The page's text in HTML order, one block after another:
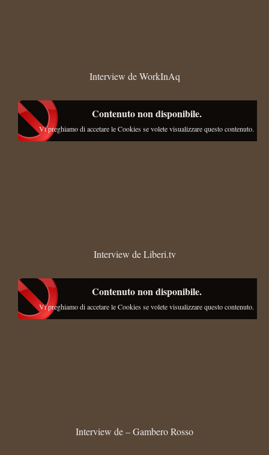
Interview de WorkInAq
Contenuto non disponibile.
Vi preghiamo di accetare le Cookies se volete visualizzare questo contenuto.
Interview de Liberi.tv
Contenuto non disponibile.
Vi preghiamo di accetare le Cookies se volete visualizzare questo contenuto.
Interview de – Gambero Rosso